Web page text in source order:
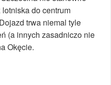
do centrum
trwa niemal tyle
(a innych zasadniczo nie
Okęcie.